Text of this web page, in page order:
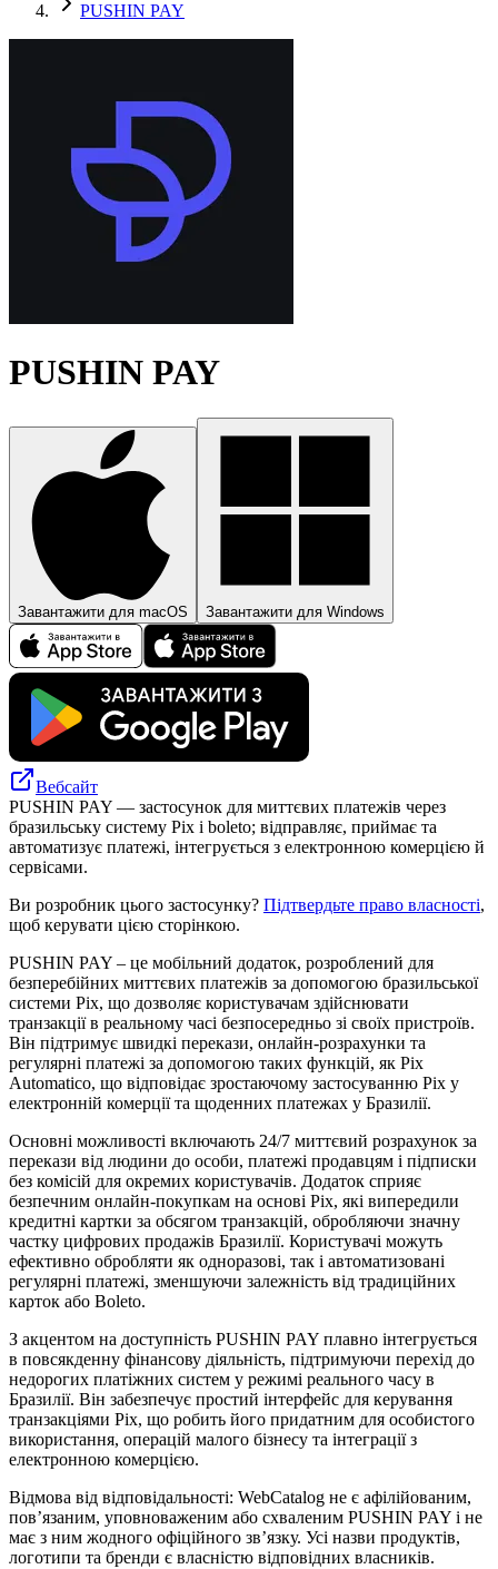
PUSHIN PAY
PUSHIN PAY
Завантажити для macOS Завантажити для Windows
Вебсайт
PUSHIN PAY — застосунок для миттєвих платежів через
бразильську систему Pix і boleto; відправляє, приймає та
автоматизує платежі, інтегрується з електронною комерцією й
сервісами.
Ви розробник цього застосунку? Підтвердьте право власності,
щоб керувати цією сторінкою.
PUSHIN PAY – це мобільний додаток, розроблений для
безперебійних миттєвих платежів за допомогою бразильської
системи Pix, що дозволяє користувачам здійснювати
транзакції в реальному часі безпосередньо зі своїх пристроїв.
Він підтримує швидкі перекази, онлайн-розрахунки та
регулярні платежі за допомогою таких функцій, як Pix
Automatico, що відповідає зростаючому застосуванню Pix у
електронній комерції та щоденних платежах у Бразилії.
Основні можливості включають 24/7 миттєвий розрахунок за
перекази від людини до особи, платежі продавцям і підписки
без комісій для окремих користувачів. Додаток сприяє
безпечним онлайн-покупкам на основі Pix, які випередили
кредитні картки за обсягом транзакцій, обробляючи значну
частку цифрових продажів Бразилії. Користувачі можуть
ефективно обробляти як одноразові, так і автоматизовані
регулярні платежі, зменшуючи залежність від традиційних
карток або Boleto.
З акцентом на доступність PUSHIN PAY плавно інтегрується
в повсякденну фінансову діяльність, підтримуючи перехід до
недорогих платіжних систем у режимі реального часу в
Бразилії. Він забезпечує простий інтерфейс для керування
транзакціями Pix, що робить його придатним для особистого
використання, операцій малого бізнесу та інтеграції з
електронною комерцією.
Відмова від відповідальності: WebCatalog не є афілійованим,
пов’язаним, уповноваженим або схваленим PUSHIN PAY і не
має з ним жодного офіційного зв’язку. Усі назви продуктів,
логотипи та бренди є власністю відповідних власників.